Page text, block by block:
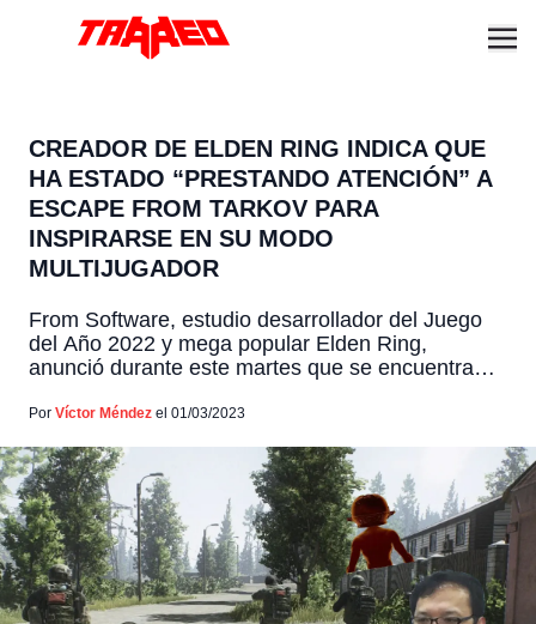
CREADOR DE ELDEN RING INDICA QUE
HA ESTADO “PRESTANDO ATENCIÓN” A
ESCAPE FROM TARKOV PARA
INSPIRARSE EN SU MODO
MULTIJUGADOR
From Software, estudio desarrollador del Juego
del Año 2022 y mega popular Elden Ring,
anunció durante este martes que se encuentra
juego, llamada Shadow of the Erdtree. Y luego de
Elden Ring, Hidetaka Miyazaki, confesó que ha
estado buscando inspiración […]
Por Víctor Méndez el 01/03/2023